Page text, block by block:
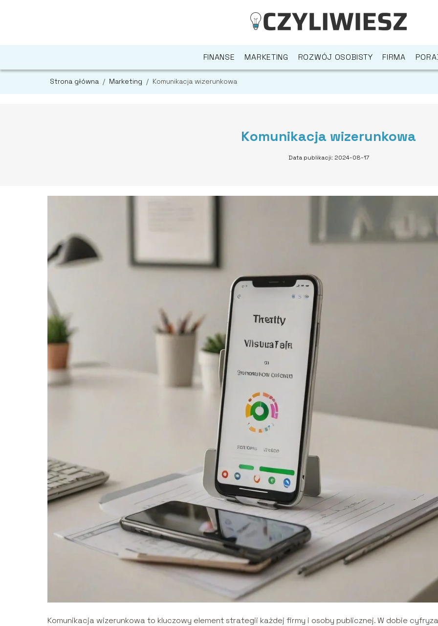
FINANSE MARKETING ROZWÓJ OSOBISTY FIRMA
Strona główna / Marketing / Komunikacja wizerunkowa
Komunikacja wizerunkowa
Data publikacji: 2024-08-17
Komunikacja wizerunkowa to kluczowy element strategii każdej firmy i osoby publicznej. W dobie